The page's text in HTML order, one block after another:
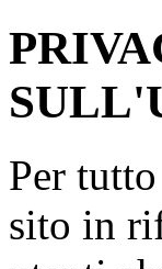
Per
sito in